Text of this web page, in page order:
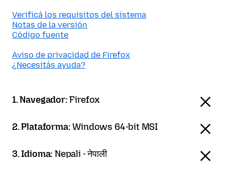
Verificá los requisitos del sistema
Notas de la versión
Código fuente
Aviso de privacidad de Firefox
¿Necesitás ayuda?
1. Navegador:Firefox
2. Plataforma:Windows 64-bit MSI
3. Idioma:Nepali - नेपाली